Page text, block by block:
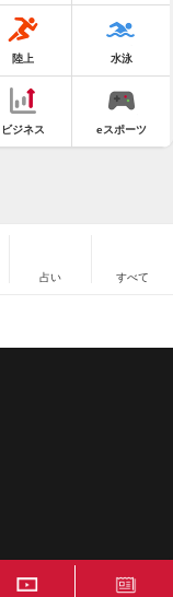
陸上 水泳
ビジネス eスポーツ
占い すべて